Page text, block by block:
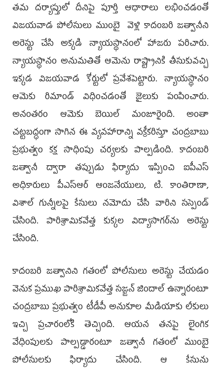
తమ దర్యాప్తులో దీనిపై పూర్తి ఆధారాలు లభించడంతో
విజయవాడ పోలీసులు ముంబై వెళ్లి కాదంబరి జత్వానీని
అరెస్టు చేసి అక్కడి న్యాయస్థానంలో హాజరు పరిచారు.
న్యాయస్థానం అనుమతితో ఆమెను రాష్ట్రానికి తీసుకువచ్చి
ఇక్కడ విజయవాడ కోర్టులో ప్రవేశపెట్టారు. న్యాయస్థానం
ఆమెకు రిమాండ్‌ విధించడంతో జైలుకు పంపించారు.
అనంతరం ఆమెకు బెయిల్‌ మంజూరైంది. అంతా
చట్టబద్ధంగా సాగిన ఈ వ్యవహారాన్ని వక్రీకరిస్తూ చంద్రబాబు
ప్రభుత్వం కక్ష సాధింపు చర్యలకు పాల్పడింది. కాదంబరి
జత్వానీ ద్వారా తప్పుడు ఫిర్యాదు ఇప్పించి ఐపీఎస్‌
అధికారులు పీఎస్‌ఆర్‌ ఆంజనేయులు, టి. కాంతిరాణా,
విశాల్‌ గున్నీలపై కేసులు నమోదు చేసి వారిని సస్పెండ్‌
చేసింది. పారిశ్రామికవేత్త కుక్కల విద్యాసాగర్‌ను అరెస్టు
చేసింది.
కాదంబరి జత్వానిని గతంలో పోలీసులు అరెస్టు చేయడం
వెనుక ప్రముఖ పారిశ్రామికవేత్త సజ్జన్‌ జిందాల్‌ ఉన్నారంటూ
చంద్రబాబు ప్రభుత్వం టీడీపీ అనుకూల మీడియాకు లీకులు
ఇచ్చి ప్రచారంలోకి తెచ్చింది. ఆయన తనపై లైంగిక
వేధింపులకు పాల్పడ్డారంటూ జత్వానీ గతంలో ముంబై
పోలీసులకు ఫిర్యాదు చేసింది. ఆ కేసును